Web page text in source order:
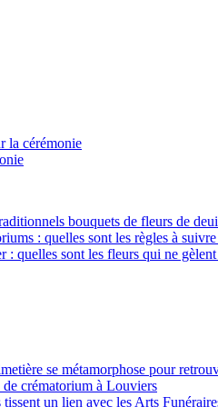
la cérémonie
bouquets de fleurs de
: quelles sont les règles à
: quelles sont les fleurs qui ne gèlent
se métamorphose pour
crématorium à Louviers
un lien avec les Arts